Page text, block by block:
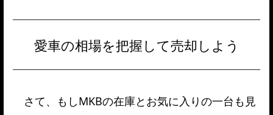
愛車の相場を把握して売却しよう
さて、もしMKBの在庫とお気に入りの一台も見